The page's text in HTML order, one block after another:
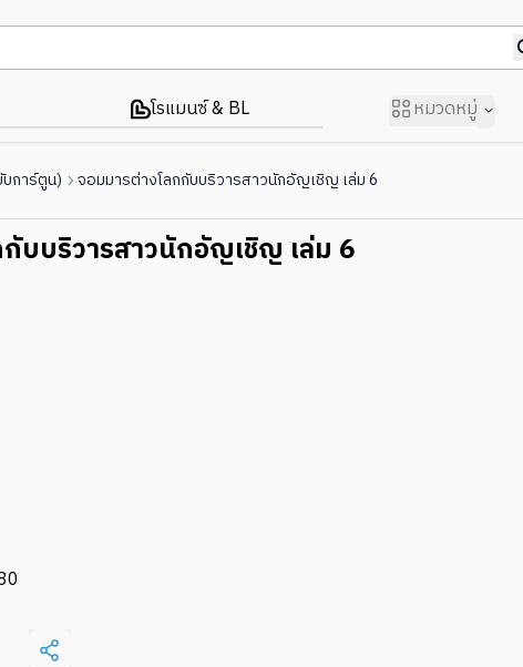
โรแมนซ์ & BL หมวดหมู่
การ์ตูน) จอมมารต่างโลกกับบริวารสาวนักอัญเชิญ เล่ม 6
บบริวารสาวนักอัญเชิญ เล่ม 6